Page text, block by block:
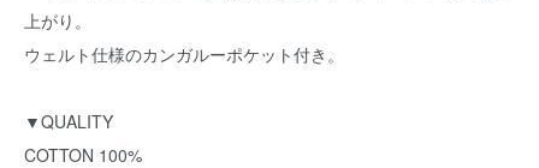
上がり。
ウェルト仕様のカンガルーポケット付き。
▼QUALITY
COTTON 100%